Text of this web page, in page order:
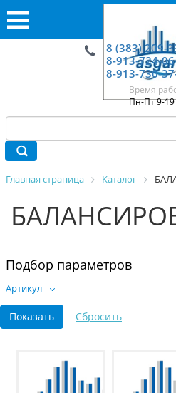
8 (383) 209-
8-913-724-
8-913-730-
Время
Пн-Пт 9-19
Главная страница Каталог
Подбор параметров
Артикул